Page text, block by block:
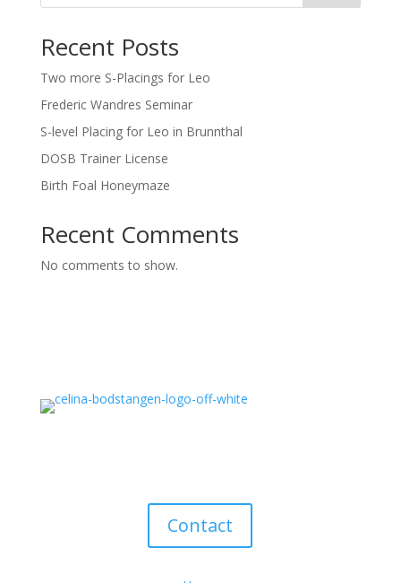
Recent Posts
Two more S-Placings for Leo
Frederic Wandres Seminar
S-level Placing for Leo in Brunnthal
DOSB Trainer License
Birth Foal Honeymaze
Recent Comments
No comments to show.
Contact